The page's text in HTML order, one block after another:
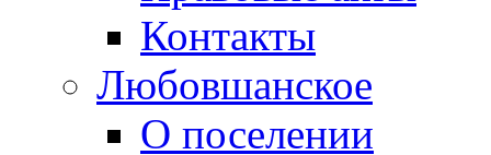
Контакты
Любовшанское
О поселении